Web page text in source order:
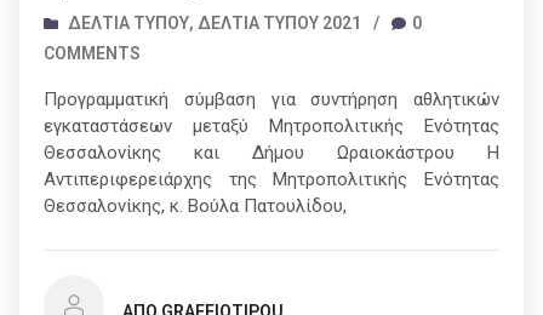
ΔΕΛΤΊΑ ΤΎΠΟΥ, ΔΕΛΤΊΑ ΤΎΠΟΥ 2021 /
0
COMMENTS
Προγραμματική σύμβαση για συντήρηση αθλητικών
εγκαταστάσεων μεταξύ Μητροπολιτικής Ενότητας
Θεσσαλονίκης και Δήμου Ωραιοκάστρου Η
Αντιπεριφερειάρχης της Μητροπολιτικής Ενότητας
Θεσσαλονίκης, κ. Βούλα Πατουλίδου,